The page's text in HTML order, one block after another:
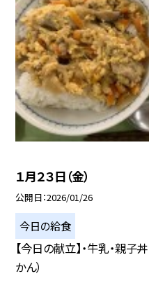
１月２３日（金）
公開日 2026/01/26
今日の給食
【今日の献立】・牛乳・親子
かん）